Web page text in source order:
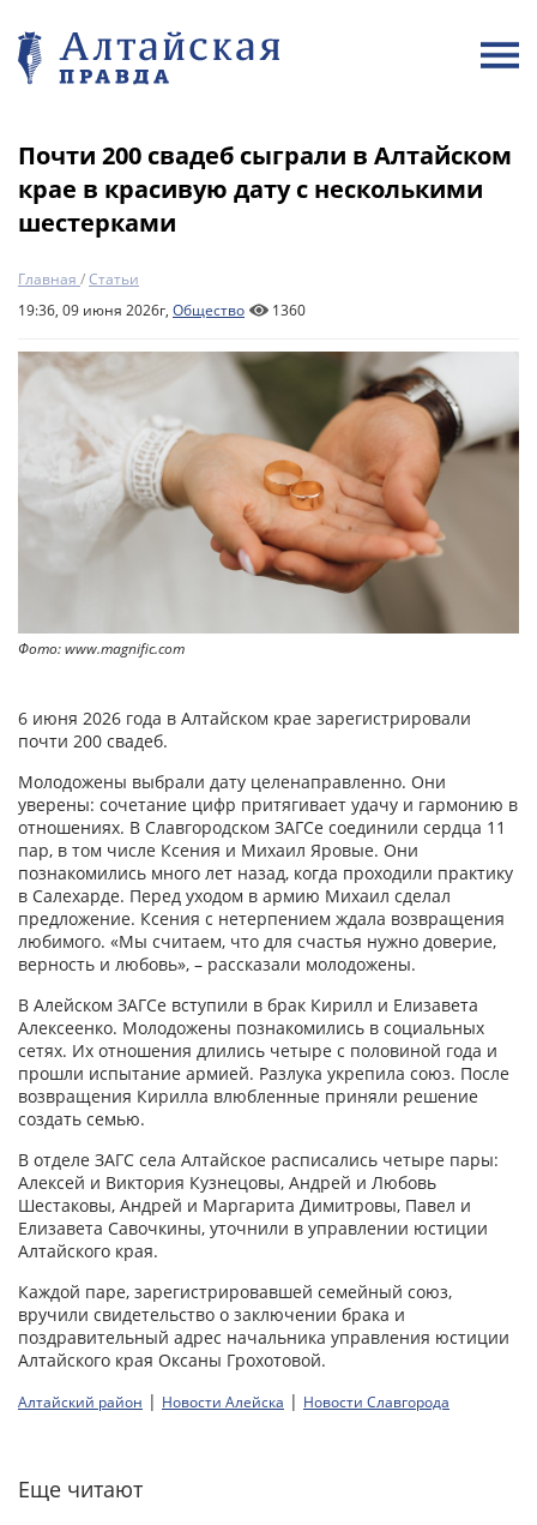
Почти 200 свадеб сыграли в Алтайском
крае в красивую дату с несколькими
шестерками
Главная /Статьи
19:36, 09 июня 2026г, Общество 1360
Фото: www.magnific.com
6 июня 2026 года в Алтайском крае зарегистрировали
почти 200 свадеб.
Молодожены выбрали дату целенаправленно. Они
уверены: сочетание цифр притягивает удачу и гармонию в
отношениях. В Славгородском ЗАГСе соединили сердца 11
пар, в том числе Ксения и Михаил Яровые. Они
познакомились много лет назад, когда проходили практику
в Салехарде. Перед уходом в армию Михаил сделал
предложение. Ксения с нетерпением ждала возвращения
любимого. «Мы считаем, что для счастья нужно доверие,
верность и любовь», – рассказали молодожены.
В Алейском ЗАГСе вступили в брак Кирилл и Елизавета
Алексеенко. Молодожены познакомились в социальных
сетях. Их отношения длились четыре с половиной года и
прошли испытание армией. Разлука укрепила союз. После
возвращения Кирилла влюбленные приняли решение
создать семью.
В отделе ЗАГС села Алтайское расписались четыре пары:
Алексей и Виктория Кузнецовы, Андрей и Любовь
Шестаковы, Андрей и Маргарита Димитровы, Павел и
Елизавета Савочкины, уточнили в управлении юстиции
Алтайского края.
Каждой паре, зарегистрировавшей семейный союз,
вручили свидетельство о заключении брака и
поздравительный адрес начальника управления юстиции
Алтайского края Оксаны Грохотовой.
Алтайский район | Новости Алейска | Новости Славгорода
Еще читают